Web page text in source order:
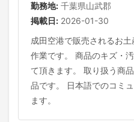
勤務地: 千葉県山武郡
掲載日: 2026-01-30
成田空港で販売されるお
作業です。 商品のキズ・
て頂きます。 取り扱う商
品です。 日本語でのコミ
ます。